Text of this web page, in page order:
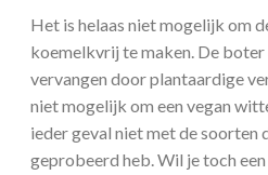
Het is helaas niet mogelijk om
koemelkvrij te maken. De
vervangen door plantaardige
niet mogelijk om een vegan
ieder geval niet met de soorten
geprobeerd heb. Wil je toch